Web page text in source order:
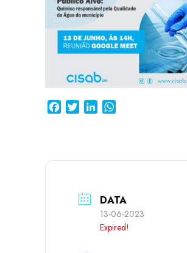
FacebookTwitterLinkedIn
DATA
13-06-2023
Expired!